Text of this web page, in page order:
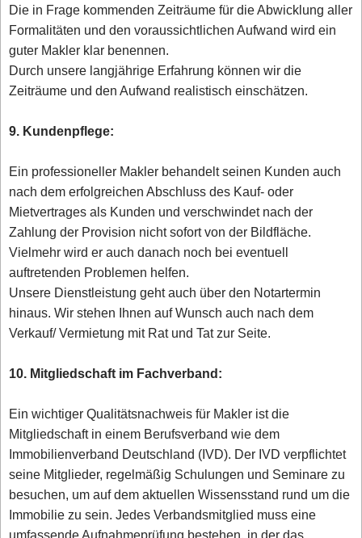
Die in Frage kommenden Zeiträume für die Abwicklung aller
Formalitäten und den voraussichtlichen Aufwand wird ein
guter Makler klar benennen.
Durch unsere langjährige Erfahrung können wir die
Zeiträume und den Aufwand realistisch einschätzen.
9. Kundenpflege:
Ein professioneller Makler behandelt seinen Kunden auch
nach dem erfolgreichen Abschluss des Kauf- oder
Mietvertrages als Kunden und verschwindet nach der
Zahlung der Provision nicht sofort von der Bildfläche.
Vielmehr wird er auch danach noch bei eventuell
auftretenden Problemen helfen.
Unsere Dienstleistung geht auch über den Notartermin
hinaus. Wir stehen Ihnen auf Wunsch auch nach dem
Verkauf/ Vermietung mit Rat und Tat zur Seite.
10. Mitgliedschaft im Fachverband:
Ein wichtiger Qualitätsnachweis für Makler ist die
Mitgliedschaft in einem Berufsverband wie dem
Immobilienverband Deutschland (IVD). Der IVD verpflichtet
seine Mitglieder, regelmäßig Schulungen und Seminare zu
besuchen, um auf dem aktuellen Wissensstand rund um die
Immobilie zu sein. Jedes Verbandsmitglied muss eine